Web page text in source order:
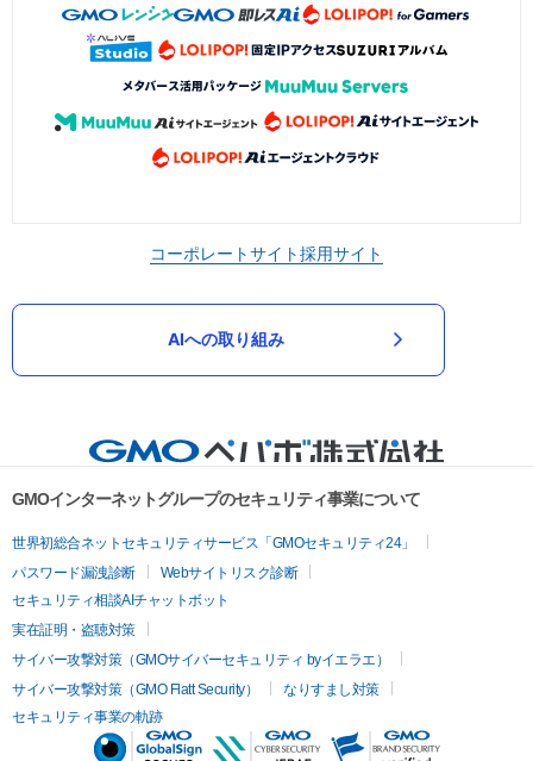
コーポレートサイト採用サイト
AIへの取り組み
GMOインターネットグループのセキュリティ事業について
世界初総合ネットセキュリティサービス「GMOセキュリティ24」
パスワード漏洩診断
Webサイトリスク診断
セキュリティ相談AIチャットボット
実在証明・盗聴対策
サイバー攻撃対策（GMOサイバーセキュリティ byイエラエ）
サイバー攻撃対策（GMO Flatt Security）
なりすまし対策
セキュリティ事業の軌跡